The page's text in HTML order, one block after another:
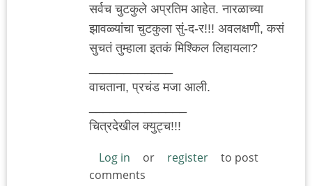
सर्वच चुटकुले अप्रतिम आहेत. नारळाच्या
झावळ्यांचा चुटकुला सुं-द-र!!! अवलक्षणी, कसं
सुचतं तुम्हाला इतकं मिश्किल लिहायला?
वाचताना, प्रचंड मजा आली.
चित्रदेखील क्युट्च!!!
Log in or register
to post
comments